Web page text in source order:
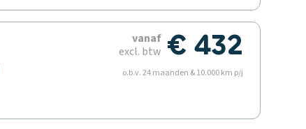
€ 432
vanaf
excl. btw
o.b.v. 24 maanden & 10.000 km p/j